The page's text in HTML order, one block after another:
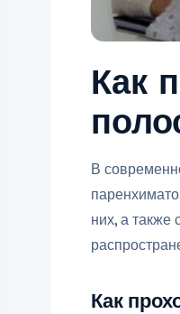
Как
В
них, а также
Как